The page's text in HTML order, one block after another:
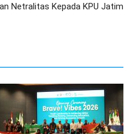
Netralitas Kepada KPU Jatim